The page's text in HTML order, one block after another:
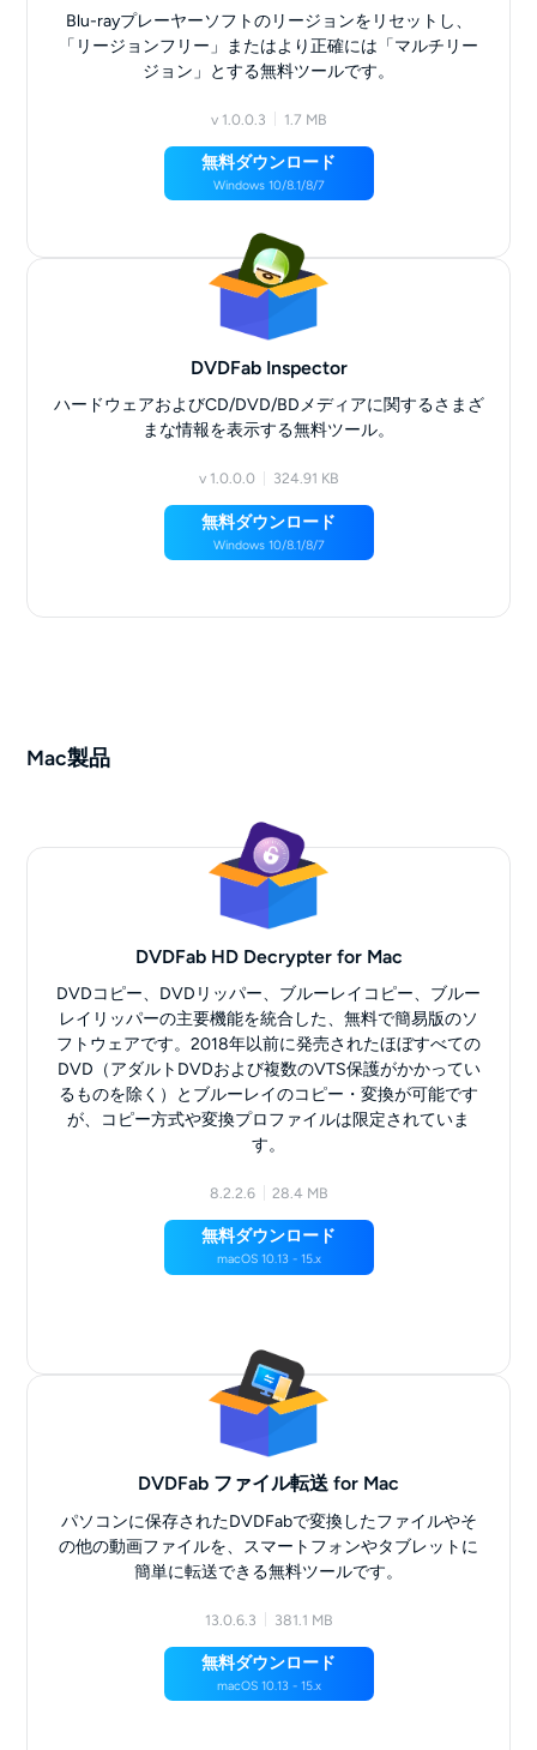
Blu-rayプレーヤーソフトのリージョンをリセットし、
「リージョンフリー」またはより正確には「マルチリー
ジョン」とする無料ツールです。
v 1.0.0.3 1.7 MB
無料ダウンロード
Windows 10/8.1/8/7
DVDFab Inspector
ハードウェアおよびCD/DVD/BDメディアに関するさまざ
まな情報を表示する無料ツール。
v 1.0.0.0 324.91 KB
無料ダウンロード
Windows 10/8.1/8/7
Mac製品
DVDFab HD Decrypter for Mac
DVDコピー、DVDリッパー、ブルーレイコピー、ブルー
レイリッパーの主要機能を統合した、無料で簡易版のソ
フトウェアです。2018年以前に発売されたほぼすべての
DVD（アダルトDVDおよび複数のVTS保護がかかってい
るものを除く）とブルーレイのコピー・変換が可能です
が、コピー方式や変換プロファイルは限定されていま
す。
8.2.2.6 28.4 MB
無料ダウンロード
macOS 10.13 - 15.x
DVDFab ファイル転送 for Mac
パソコンに保存されたDVDFabで変換したファイルやそ
の他の動画ファイルを、スマートフォンやタブレットに
簡単に転送できる無料ツールです。
13.0.6.3 381.1 MB
無料ダウンロード
macOS 10.13 - 15.x